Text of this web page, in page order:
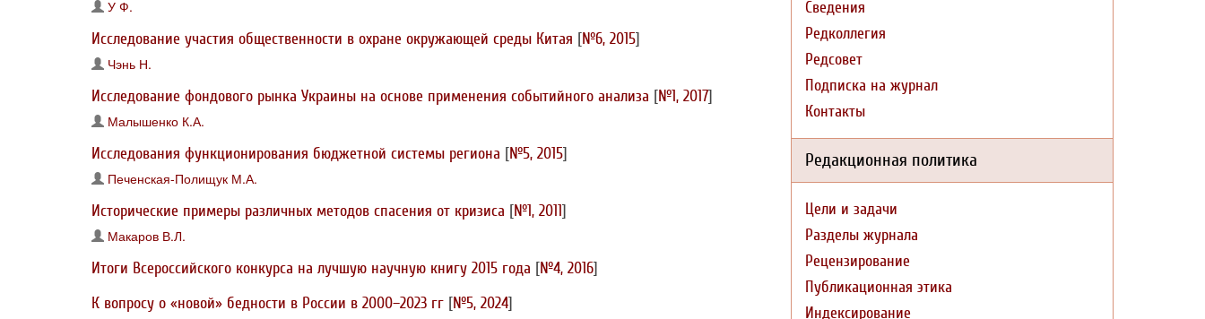
У Ф.
Исследование участия общественности в охране окружающей среды Китая [№6, 2015]
Чэнь Н.
Исследование фондового рынка Украины на основе применения событийного анализа [№1, 2017]
Малышенко К.А.
Исследования функционирования бюджетной системы региона [№5, 2015]
Печенская-Полищук М.А.
Исторические примеры различных методов спасения от кризиса [№1, 2011]
Макаров В.Л.
Итоги Всероссийского конкурса на лучшую научную книгу 2015 года [№4, 2016]
К вопросу о «новой» бедности в России в 2000–2023 гг [№5, 2024]
Сведения
Редколлегия
Редсовет
Подписка на журнал
Контакты
Редакционная политика
Цели и задачи
Разделы журнала
Рецензирование
Публикационная этика
Индексирование